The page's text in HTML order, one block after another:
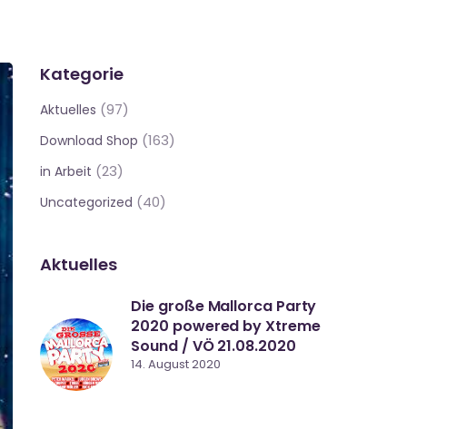
Kategorie
Aktuelles (97)
Download Shop (163)
in Arbeit (23)
Uncategorized (40)
Aktuelles
Die große Mallorca Party
2020 powered by Xtreme
Sound / VÖ 21.08.2020
14. August 2020